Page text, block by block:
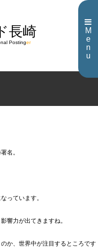
M
e
n
u
長崎
Postinger
名。
っています。
響力が出てきますね。
か、世界中が注目するところです